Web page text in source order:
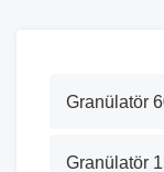
Granülatör
Granülatör